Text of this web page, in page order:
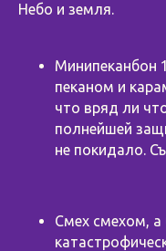
Небо и земля.
Минипеканбон
пеканом и
что вряд ли
полнейшей
не покидало.
Смех смехом, а